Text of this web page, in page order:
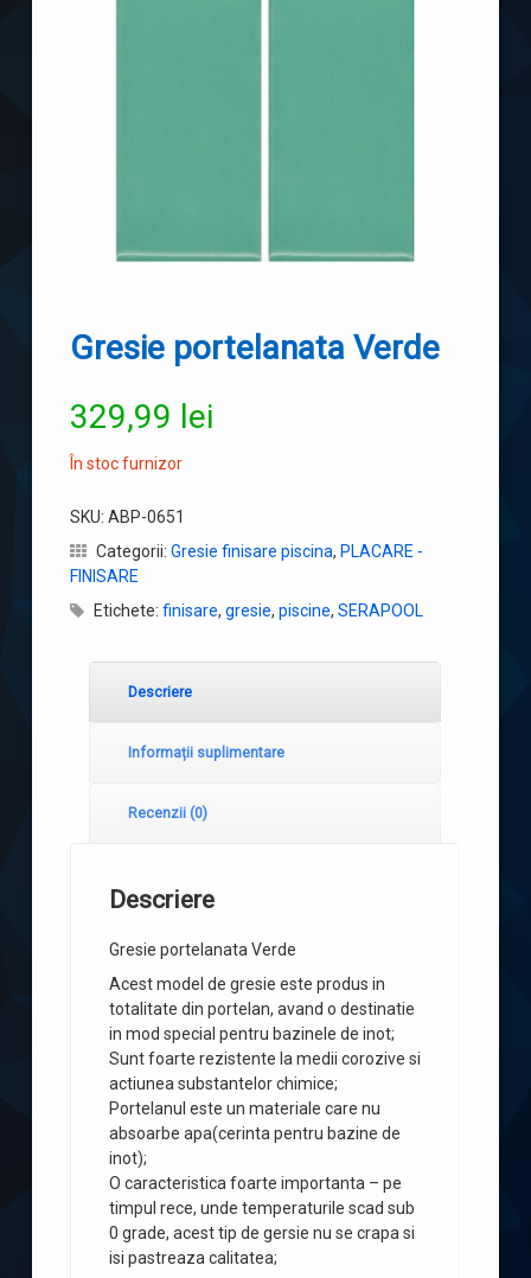
Gresie portelanata Verde
329,99 lei
În stoc furnizor
SKU:ABP-0651
Categorii:Gresie finisare piscina, PLACARE -
FINISARE
Etichete:finisare,gresie,piscine,SERAPOOL
Descriere
Informații suplimentare
Recenzii (0)
Descriere
Gresie portelanata Verde
Acest model de gresie este produs in
totalitate din portelan, avand o destinatie
in mod special pentru bazinele de inot;
Sunt foarte rezistente la medii corozive si
actiunea substantelor chimice;
Portelanul este un materiale care nu
absoarbe apa(cerinta pentru bazine de
inot);
O caracteristica foarte importanta – pe
timpul rece, unde temperaturile scad sub
0 grade, acest tip de gersie nu se crapa si
isi pastreaza calitatea;